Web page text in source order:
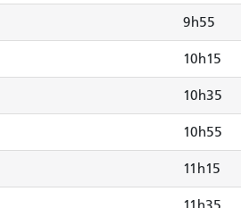
9h55
10h15
10h35
10h55
11h15